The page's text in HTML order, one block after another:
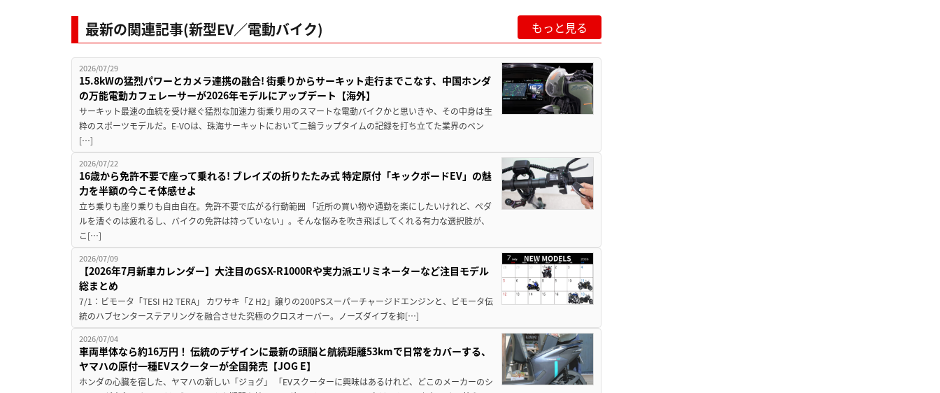
最新の関連記事(新型EV／電動バイク) もっと見る
2026/07/29
15.8kWの猛烈パワーとカメラ連携の融合! 街乗りからサーキット走行までこなす、中国ホンダ
の万能電動カフェレーサーが2026年モデルにアップデート【海外】
サーキット最速の血統を受け継ぐ猛烈な加速力 街乗り用のスマートな電動バイクかと思いきや、その中身は生
粋のスポーツモデルだ。E-VOは、珠海サーキットにおいて二輪ラップタイムの記録を打ち立てた業界のベン
[…]
2026/07/22
16歳から免許不要で座って乗れる! ブレイズの折りたたみ式 特定原付「キックボードEV」の魅
力を半額の今こそ体感せよ
立ち乗りも座り乗りも自由自在。免許不要で広がる行動範囲 「近所の買い物や通勤を楽にしたいけれど、ペダ
ルを漕ぐのは疲れるし、バイクの免許は持っていない」。そんな悩みを吹き飛ばしてくれる有力な選択肢が、
こ[…]
2026/07/09
【2026年7月新車カレンダー】大注目のGSX-R1000Rや実力派エリミネーターなど注目モデル
総まとめ
7/1：ビモータ「TESI H2 TERA」 カワサキ「Z H2」譲りの200PSスーパーチャージドエンジンと、ビモータ伝
統のハブセンターステアリングを融合させた究極のクロスオーバー。ノーズダイブを抑[…]
2026/07/04
車両単体なら約16万円！ 伝統のデザインに最新の頭脳と航続距離53kmで日常をカバーする、
ヤマハの原付一種EVスクーターが全国発売【JOG E】
ホンダの心臓を宿した、ヤマハの新しい「ジョグ」 「EVスクーターに興味はあるけれど、どこのメーカーのシ